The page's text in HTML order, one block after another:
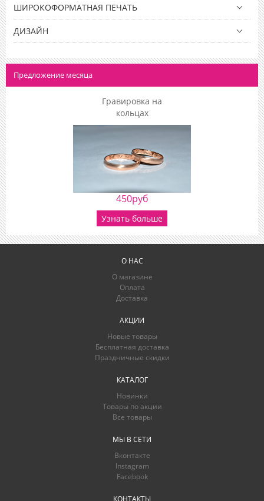
ШИРОКОФОРМАТНАЯ ПЕЧАТЬ
ДИЗАЙН
Предложение месяца
Гравировка на
кольцах
450руб
Узнать больше
О НАС
О магазине
Оплата
Доставка
АКЦИИ
Новые товары
Бесплатная доставка
Праздничные скидки
КАТАЛОГ
Новинки
Товары по акции
Все товары
МЫ В СЕТИ
Вконтакте
Instagram
Facebook
КОНТАКТЫ